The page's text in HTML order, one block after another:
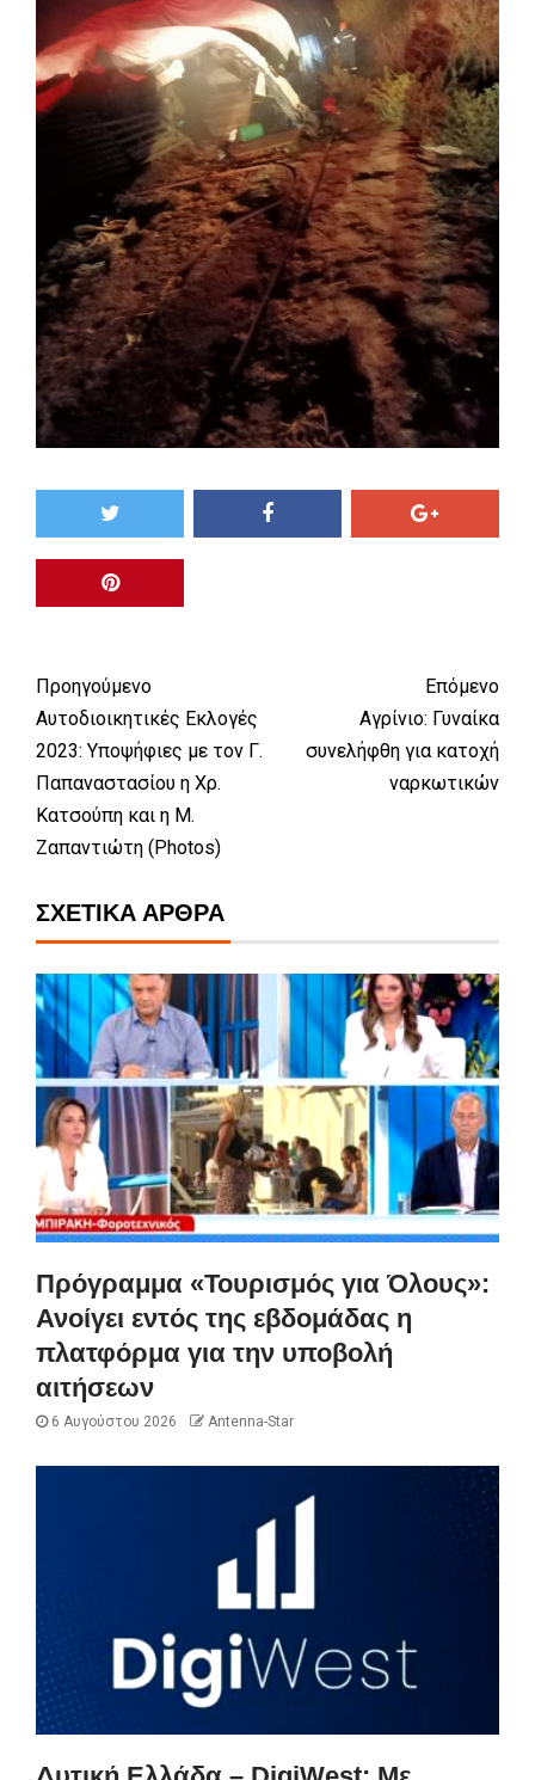
Προηγούμενο
Αυτοδιοικητικές Εκλογές
2023: Υποψήφιες με τον Γ.
Παπαναστασίου η Χρ.
Κατσούπη και η Μ.
Ζαπαντιώτη (Photos)
Επόμενο
Αγρίνιο: Γυναίκα
συνελήφθη για κατοχή
ναρκωτικών
ΣΧΕΤΙΚΆ ΆΡΘΡΑ
Πρόγραμμα «Τουρισμός για Όλους»:
Ανοίγει εντός της εβδομάδας η
πλατφόρμα για την υποβολή
αιτήσεων
6 Αυγούστου 2026 Antenna-Star